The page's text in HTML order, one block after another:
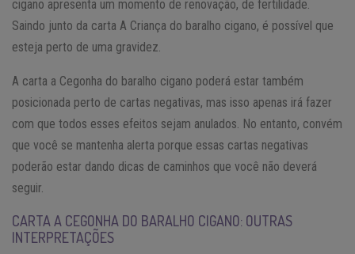
cigano apresenta um momento de renovação, de fertilidade.
Saindo junto da carta A Criança do baralho cigano, é possível que
esteja perto de uma gravidez.
A carta a Cegonha do baralho cigano poderá estar também
posicionada perto de cartas negativas, mas isso apenas irá fazer
com que todos esses efeitos sejam anulados. No entanto, convém
que você se mantenha alerta porque essas cartas negativas
poderão estar dando dicas de caminhos que você não deverá
seguir.
CARTA A CEGONHA DO BARALHO CIGANO: OUTRAS
INTERPRETAÇÕES